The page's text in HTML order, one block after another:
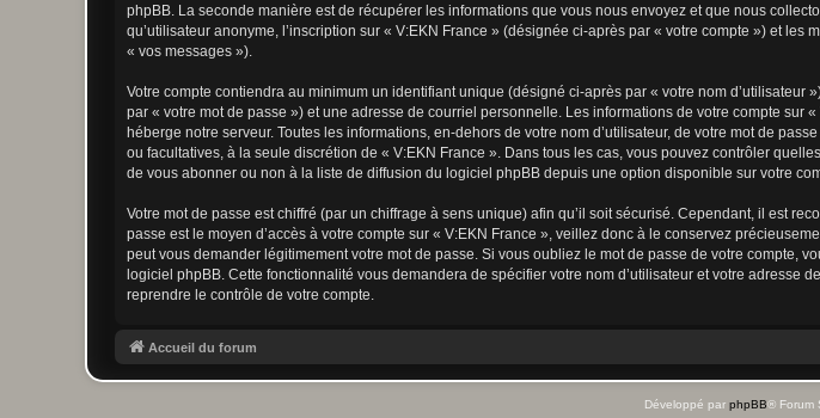
phpBB. La seconde manière est de récupérer les informations que vous nous envoyez et que nous
qu’utilisateur anonyme, l’inscription sur « V:EKN France » (désignée ci-après par « votre compte ») et
« vos messages »).
Votre compte contiendra au minimum un identifiant unique (désigné ci-après par « votre nom
par « votre mot de passe ») et une adresse de courriel personnelle. Les informations de votre compte
héberge notre serveur. Toutes les informations, en-dehors de votre nom d’utilisateur, de votre mot de
ou facultatives, à la seule discrétion de « V:EKN France ». Dans tous les cas, vous pouvez contrôler
de vous abonner ou non à la liste de diffusion du logiciel phpBB depuis une option disponible sur votre
Votre mot de passe est chiffré (par un chiffrage à sens unique) afin qu’il soit sécurisé. Cependant, il est
passe est le moyen d’accès à votre compte sur « V:EKN France », veillez donc à le conservez
peut vous demander légitimement votre mot de passe. Si vous oubliez le mot de passe de votre compte,
logiciel phpBB. Cette fonctionnalité vous demandera de spécifier votre nom d’utilisateur et votre
reprendre le contrôle de votre compte.
Accueil du forum
Développé par phpBB® Forum